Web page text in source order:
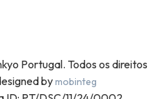
Portugal. Todos os direitos
bymobinteg